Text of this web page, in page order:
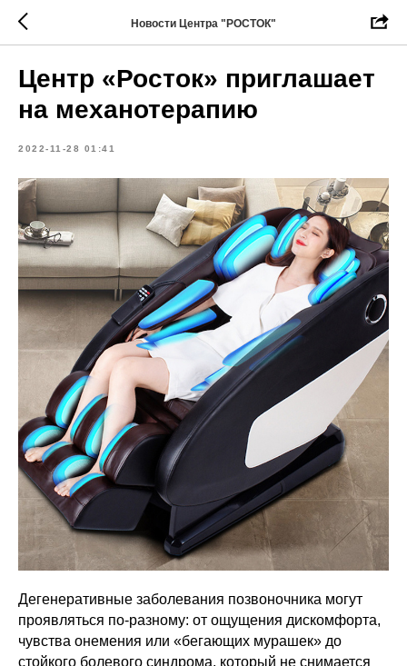
Новости Центра "РОСТОК"
Центр «Росток» приглашает
на механотерапию
2022-11-28 01:41
Дегенеративные заболевания позвоночника могут
проявляться по-разному: от ощущения дискомфорта,
чувства онемения или «бегающих мурашек» до
стойкого болевого синдрома. который не снимается